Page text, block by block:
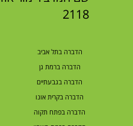
2118
הדברה בתל אביב
הדברה ברמת גן
הדברה בגבעתיים
הדברה בקרית אונו
הדברה בפתח תקוה